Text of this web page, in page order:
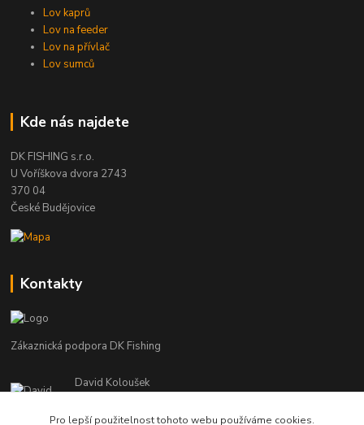
Lov kaprů
Lov na feeder
Lov na přívlač
Lov sumců
Kde nás najdete
DK FISHING s.r.o.
U Voříškova dvora 2743
370 04
České Budějovice
Kontakty
Zákaznická podpora DK Fishing
David Koloušek
(Po-Pá, 7-18 hod.)
Pro lepší použitelnost tohoto webu používáme cookies.